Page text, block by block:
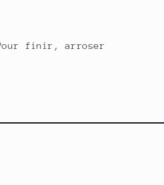
finir, arroser